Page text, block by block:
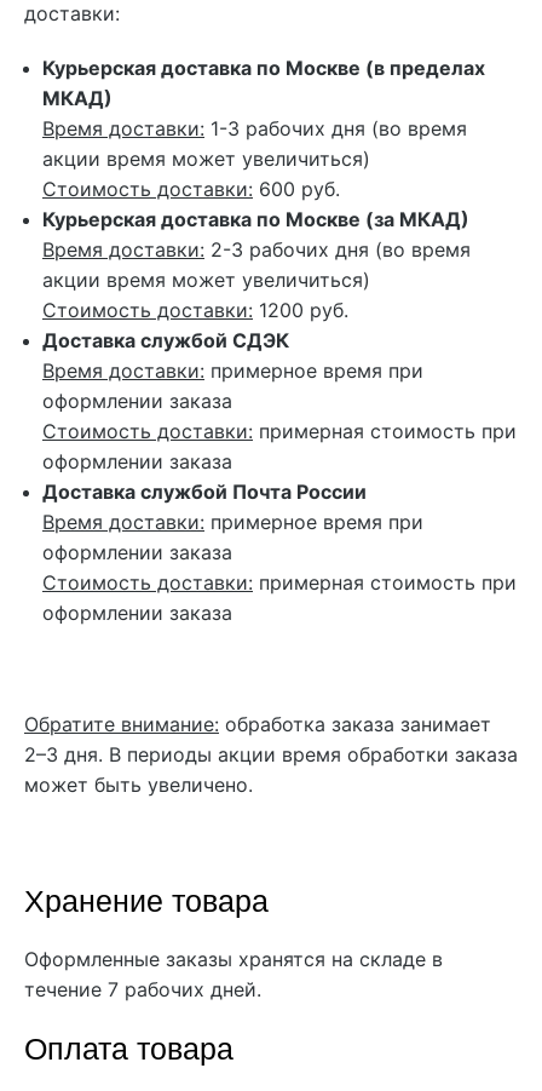
доставки:
Курьерская доставка по Москве (в пределах
МКАД)
Время доставки: 1-3 рабочих дня (во время
акции время может увеличиться)
Стоимость доставки: 600 руб.
Курьерская доставка по Москве (за МКАД)
Время доставки: 2-3 рабочих дня (во время
акции время может увеличиться)
Стоимость доставки: 1200 руб.
Доставка службой СДЭК
Время доставки: примерное время при
оформлении заказа
Стоимость доставки: примерная стоимость при
оформлении заказа
Доставка службой Почта России
Время доставки: примерное время при
оформлении заказа
Стоимость доставки: примерная стоимость при
оформлении заказа
Обратите внимание: обработка заказа занимает
2–3 дня. В периоды акции время обработки заказа
может быть увеличено.
Хранение товара
Оформленные заказы хранятся на складе в
течение 7 рабочих дней.
Оплата товара